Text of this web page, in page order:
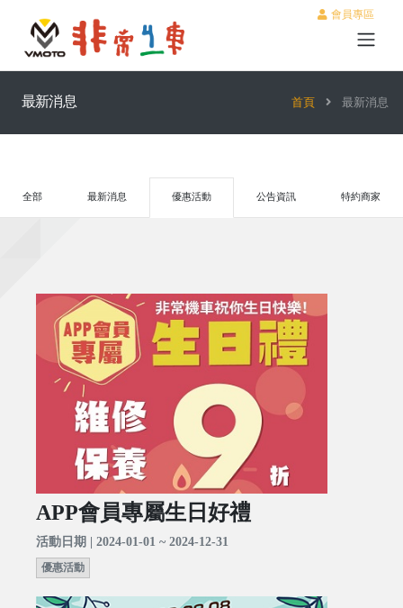
會員專區
最新消息 首頁 最新消息
全部 最新消息 優惠活動 公告資訊 特約商家
APP會員專屬生日好禮
活動日期 | 2024-01-01 ~ 2024-12-31
優惠活動